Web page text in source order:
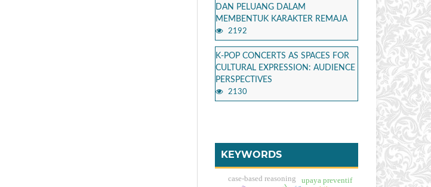
DAN PELUANG DALAM
MEMBENTUK KARAKTER REMAJA
2192
K-POP CONCERTS AS SPACES FOR
CULTURAL EXPRESSION: AUDIENCE
PERSPECTIVES
2130
KEYWORDS
case-based reasoning upaya preventif